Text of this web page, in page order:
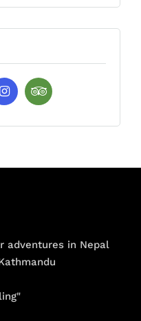
adventures in Nepal